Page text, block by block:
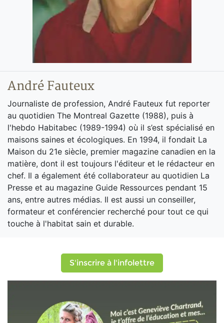
André Fauteux
Journaliste de profession, André Fauteux fut reporter
au quotidien The Montreal Gazette (1988), puis à
l'hebdo Habitabec (1989-1994) où il s’est spécialisé en
maisons saines et écologiques. En 1994, il fondait La
Maison du 21e siècle, premier magazine canadien en la
matière, dont il est toujours l'éditeur et le rédacteur en
chef. Il a également été collaborateur au quotidien La
Presse et au magazine Guide Ressources pendant 15
ans, entre autres médias. Il est aussi un conseiller,
formateur et conférencier recherché pour tout ce qui
touche à l'habitat sain et durable.
S'inscrire à l'infolettre